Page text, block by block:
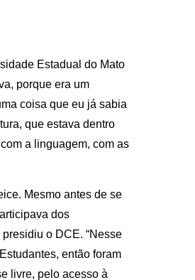
Estadual do Mato
porque era um
coisa que eu já sabia
que estava dentro
a linguagem, com as
Mesmo antes de se
dos
o DCE. “Nesse
então foram
livre, pelo acesso à